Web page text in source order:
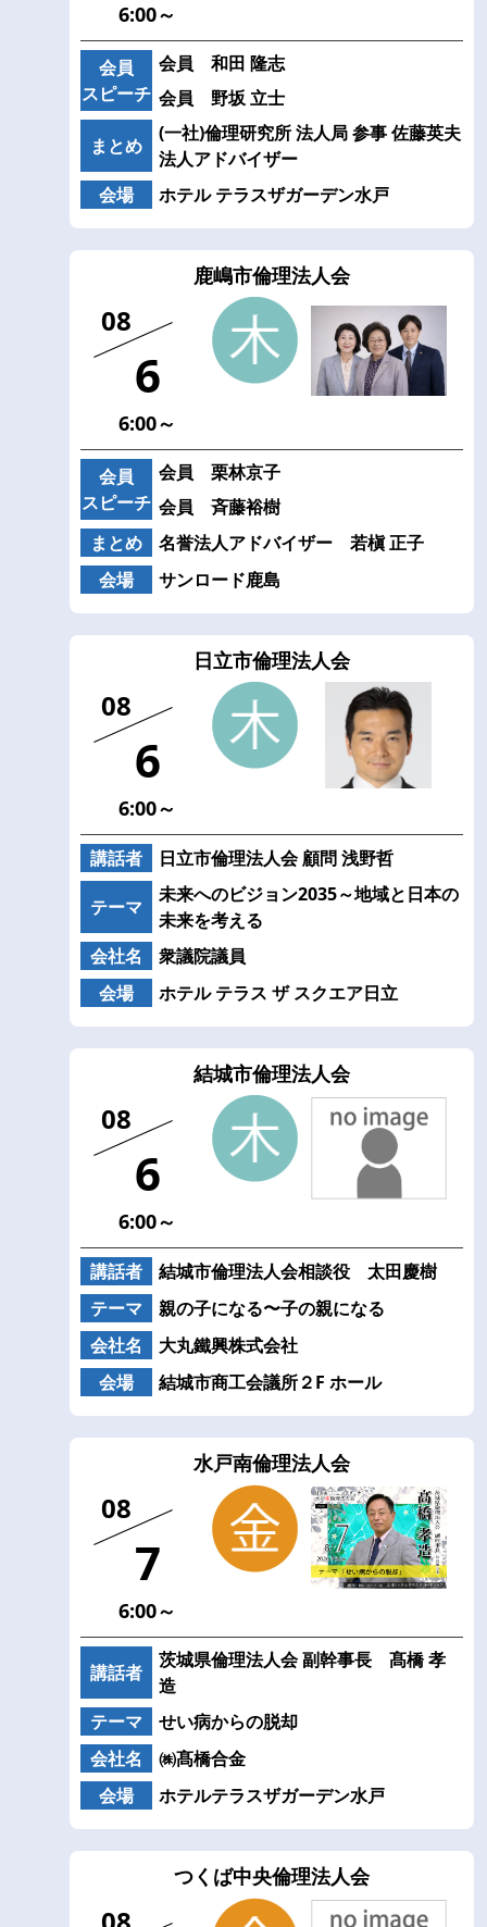
6:00～
会員
スピーチ
会員 和田 隆志
会員 野坂 立士
まとめ
(一社)倫理研究所 法人局 参事 佐藤英夫
法人アドバイザー
会場
ホテル テラスザガーデン水戸
鹿嶋市倫理法人会
08
6
6:00～
会員
スピーチ
会員 栗林京子
会員 斉藤裕樹
まとめ
名誉法人アドバイザー 若槇 正子
会場
サンロード鹿島
日立市倫理法人会
08
6
6:00～
講話者 日立市倫理法人会 顧問 浅野哲
テーマ
未来へのビジョン2035～地域と日本の
未来を考える
会社名
衆議院議員
会場
ホテル テラス ザ スクエア日立
結城市倫理法人会
08
6
6:00～
講話者
結城市倫理法人会相談役 太田慶樹
テーマ
親の子になる〜子の親になる
会社名
大丸鐵興株式会社
会場
結城市商工会議所２F ホール
水戸南倫理法人会
08
7
6:00～
講話者
茨城県倫理法人会 副幹事長 髙橋 孝
造
テーマ
せい病からの脱却
会社名
㈱髙橋合金
会場
ホテルテラスザガーデン水戸
つくば中央倫理法人会